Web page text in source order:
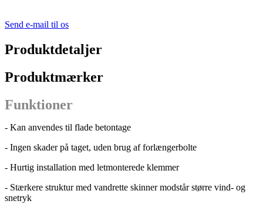
Send e-mail til os
Produktdetaljer
Produktmærker
Funktioner
- Kan anvendes til flade betontage
- Ingen skader på taget, uden brug af forlængerbolte
- Hurtig installation med letmonterede klemmer
- Stærkere struktur med vandrette skinner modstår større vind- og
snetryk